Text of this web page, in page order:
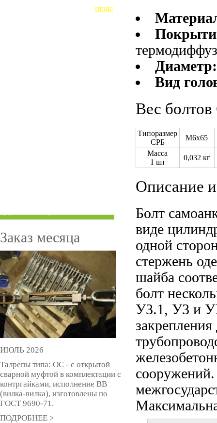
Вид
Вес
Типоразмер
СРБ
M6x65
Масса
1 шт
0,032 кг
Описание
Болт
виде
одной
стержень
шайба
болт
У3.1, У3 и
ЦЕНЫ
Заказ месяца
ИЮЛЬ 2026
Талрепы типа: ОС - с открытой
сварной муфтой в комплектации с
контргайками, исполнение ВВ
(вилка-вилка), изготовлены по
ГОСТ 9690-71.
ПОДРОБНЕЕ >